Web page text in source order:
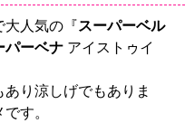
大人気の『スーパーベル
パーベナ アイストゥイ
り涼しげでもありま
す。